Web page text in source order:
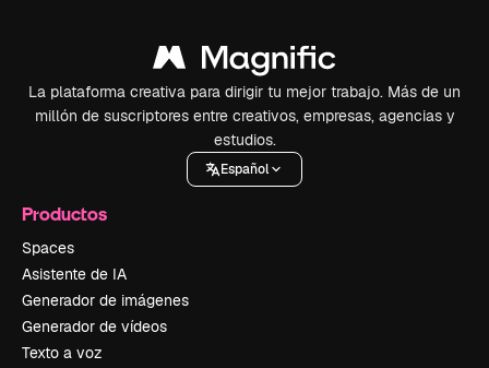
La plataforma creativa para dirigir tu mejor trabajo. Más de un
millón de suscriptores entre creativos, empresas, agencias y
estudios.
Español
Productos
Spaces
Asistente de IA
Generador de imágenes
Generador de vídeos
Texto a voz